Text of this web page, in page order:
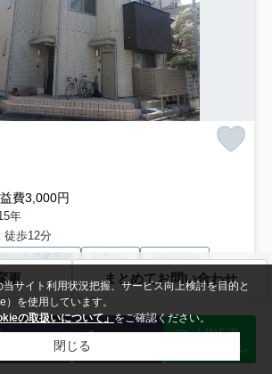
費3,000円
年
徒歩12分
内洗濯機置場 エアコン
バルコニー
静な住宅街♪複数路線利用可能！ 東京都内の
のご希望が叶うよう、心を込めてご紹...
もっと見
更 まとめてお問い合わせ
会員登録 メール
LINEで
物件探し
サイト利用状況把握、サービス向上検討を目的と
を使用しています。
の取扱いについて」をご確認ください。
閉じる